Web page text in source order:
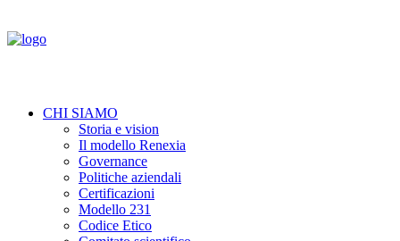
CHI SIAMO
Storia e vision
Il modello Renexia
Governance
Politiche aziendali
Certificazioni
Modello 231
Codice Etico